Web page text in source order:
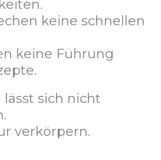
keine schnellen
keine Führung
sich nicht
verkörpern.